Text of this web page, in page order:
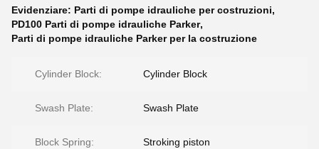
Evidenziare: Parti di pompe idrauliche per costruzioni,
PD100 Parti di pompe idrauliche Parker,
Parti di pompe idrauliche Parker per la costruzione
Cylinder Block: Cylinder Block
Swash Plate: Swash Plate
Block Spring: Stroking piston